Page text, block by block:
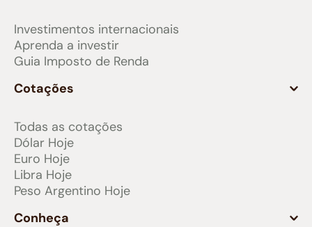
Investimentos internacionais
Aprenda a investir
Guia Imposto de Renda
Cotações
Todas as cotações
Dólar Hoje
Euro Hoje
Libra Hoje
Peso Argentino Hoje
Conheça